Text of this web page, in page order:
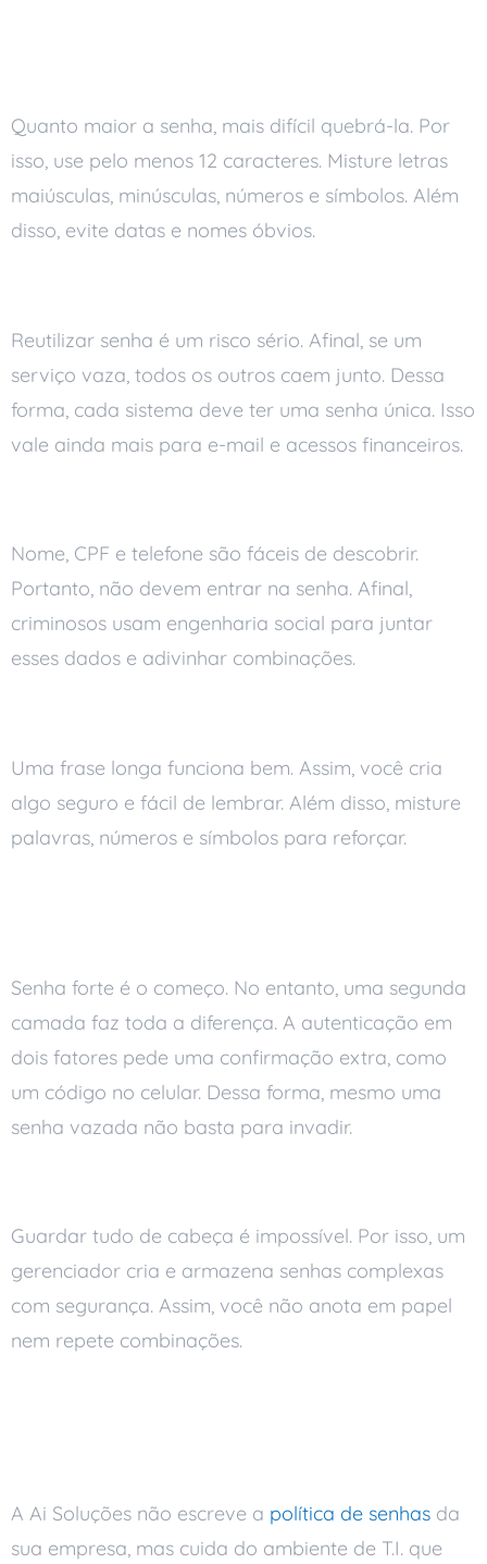
Quanto maior a senha, mais difícil quebrá-la. Por
isso, use pelo menos 12 caracteres. Misture letras
maiúsculas, minúsculas, números e símbolos. Além
disso, evite datas e nomes óbvios.
Reutilizar senha é um risco sério. Afinal, se um
serviço vaza, todos os outros caem junto. Dessa
forma, cada sistema deve ter uma senha única. Isso
vale ainda mais para e-mail e acessos financeiros.
Nome, CPF e telefone são fáceis de descobrir.
Portanto, não devem entrar na senha. Afinal,
criminosos usam engenharia social para juntar
esses dados e adivinhar combinações.
Uma frase longa funciona bem. Assim, você cria
algo seguro e fácil de lembrar. Além disso, misture
palavras, números e símbolos para reforçar.
Senha forte é o começo. No entanto, uma segunda
camada faz toda a diferença. A autenticação em
dois fatores pede uma confirmação extra, como
um código no celular. Dessa forma, mesmo uma
senha vazada não basta para invadir.
Guardar tudo de cabeça é impossível. Por isso, um
gerenciador cria e armazena senhas complexas
com segurança. Assim, você não anota em papel
nem repete combinações.
A Ai Soluções não escreve a política de senhas da
sua empresa, mas cuida do ambiente de T.I. que